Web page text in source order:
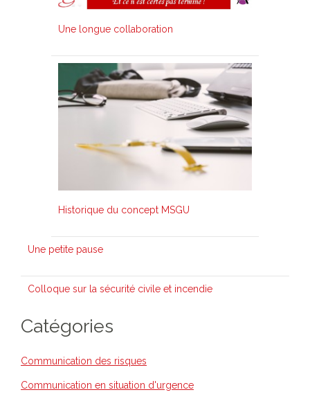
Une longue collaboration
Historique du concept MSGU
Une petite pause
Colloque sur la sécurité civile et incendie
Catégories
Communication des risques
Communication en situation d'urgence